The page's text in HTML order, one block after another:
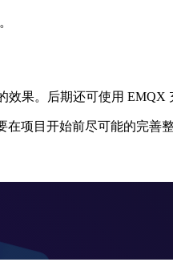
果。后期还可使用 EMQX
项目开始前尽可能的完善整